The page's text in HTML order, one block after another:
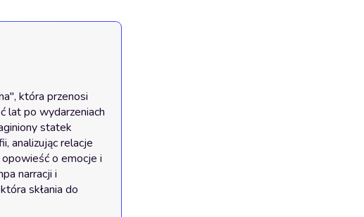
która przenosi
lat po wydarzeniach
statek
analizując relacje
o emocje i
narracji i
skłania do